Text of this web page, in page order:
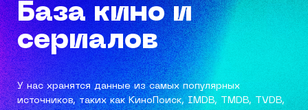
База кино и
сериалов
У нас хранятся данные из самых популярных
источников, таких как КиноПоиск, IMDB, TMDB, TVDB,